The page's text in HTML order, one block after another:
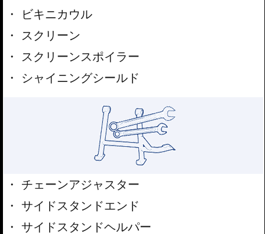
ビキニカウル
スクリーン
スクリーンスポイラー
シャイニングシールド
チェーンアジャスター
サイドスタンドエンド
サイドスタンドヘルパー